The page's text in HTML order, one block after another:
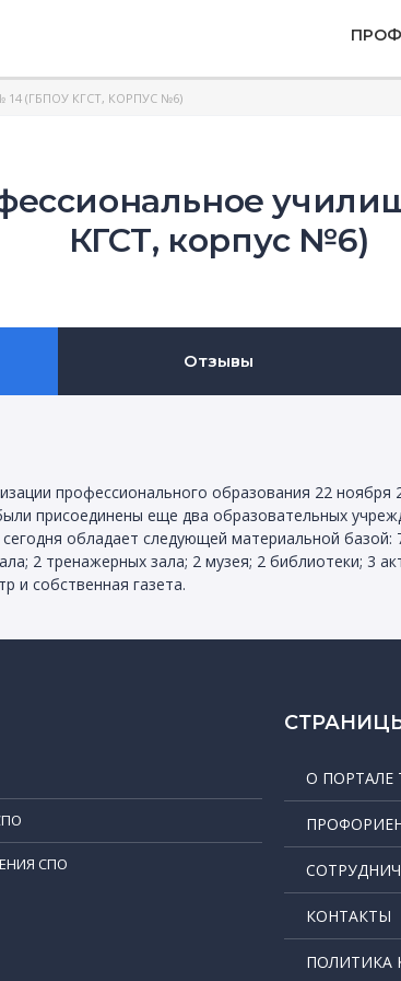
(ГБПОУ КГСТ, КОРПУС №6)
КГСТ, корпус №6)
Отзывы
профессионального образования 22 ноября
присоединены еще два образовательных
обладает следующей материальной базой:
2 тренажерных зала; 2 музея; 2 библиотеки; 3
и собственная газета.
СПО
О ПОРТАЛЕ
КОНТАКТЫ
ПОЛИТИКА